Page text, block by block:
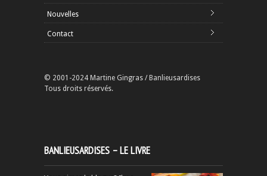
Nouvelles
Contact
© 2001-2024 Martine Gingras / Banlieusardises
Tous droits réservés.
BANLIEUSARDISES – LE LIVRE